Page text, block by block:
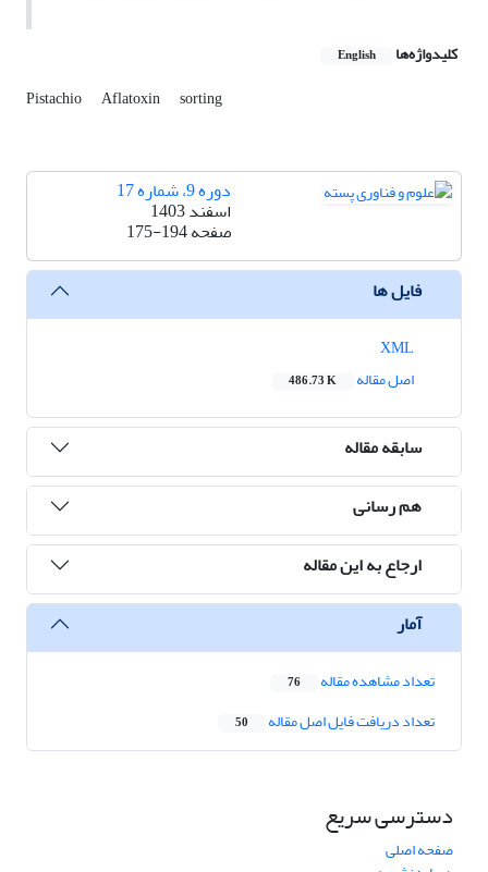
کلیدواژه‌ها English
Pistachio Aflatoxin sorting
دوره 9، شماره 17
اسفند 1403
صفحه175-194
فایل ها
اصل مقاله
486.73 K
سابقه مقاله
هم رسانی
ارجاع به این مقاله
آمار
تعداد مشاهده مقاله 76
تعداد دریافت فایل اصل مقاله 50
دسترسی سریع
صفحه اصلی